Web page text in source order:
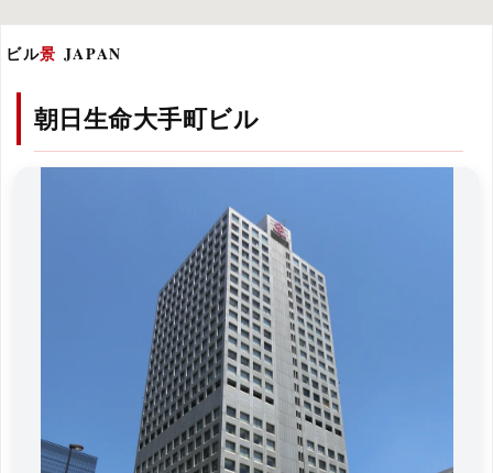
ビル景 JAPAN
朝日生命大手町ビル